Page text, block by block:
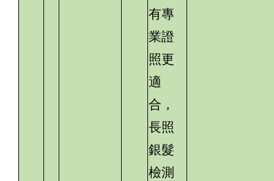
有專
業證
照更
適
合，
長照
銀髮
檢測